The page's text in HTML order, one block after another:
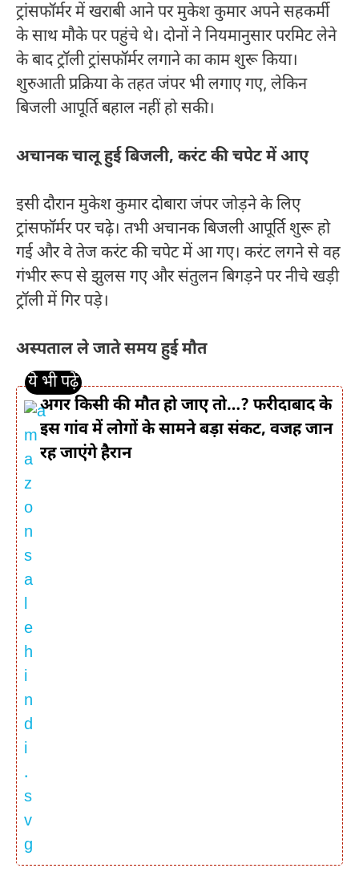
ट्रांसफॉर्मर में खराबी आने पर मुकेश कुमार अपने सहकर्मी
के साथ मौके पर पहुंचे थे। दोनों ने नियमानुसार परमिट लेने
के बाद ट्रॉली ट्रांसफॉर्मर लगाने का काम शुरू किया।
शुरुआती प्रक्रिया के तहत जंपर भी लगाए गए, लेकिन
बिजली आपूर्ति बहाल नहीं हो सकी।
अचानक चालू हुई बिजली, करंट की चपेट में आए
इसी दौरान मुकेश कुमार दोबारा जंपर जोड़ने के लिए
ट्रांसफॉर्मर पर चढ़े। तभी अचानक बिजली आपूर्ति शुरू हो
गई और वे तेज करंट की चपेट में आ गए। करंट लगने से वह
गंभीर रूप से झुलस गए और संतुलन बिगड़ने पर नीचे खड़ी
ट्रॉली में गिर पड़े।
अस्पताल ले जाते समय हुई मौत
अगर किसी की मौत हो जाए तो…? फरीदाबाद के
इस गांव में लोगों के सामने बड़ा संकट, वजह जान
रह जाएंगे हैरान